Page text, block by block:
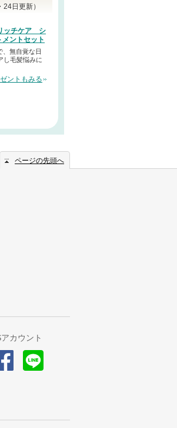
24日更新）
ッチケア シ
ントセット
、無自覚な日
し毛髪悩みに
ントもみる
ページの先頭へ
カウント